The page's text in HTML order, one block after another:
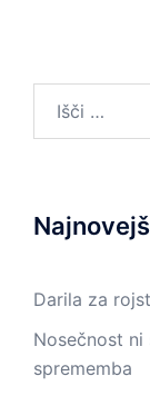
Darila za
Nosečnost ni
sprememba